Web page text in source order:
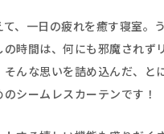
、一日の疲れを癒す寝室。
の時間は、何にも邪魔されず
んな思いを詰め込んだ、と
シームレスカーテンです！